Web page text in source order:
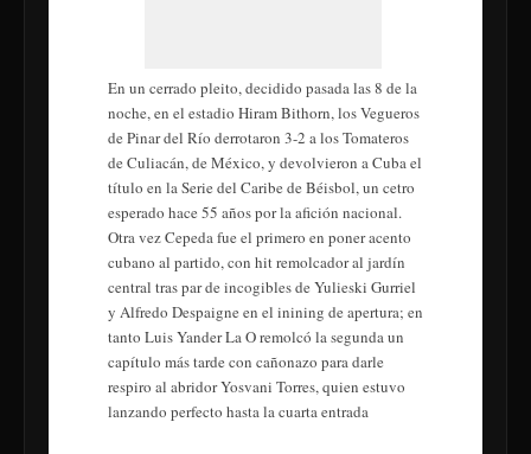
En un cerrado pleito, decidido pasada las 8 de la
noche, en el estadio Hiram Bithorn, los Vegueros
de Pinar del Río derrotaron 3-2 a los Tomateros
de Culiacán, de México, y devolvieron a Cuba el
título en la Serie del Caribe de Béisbol, un cetro
esperado hace 55 años por la afición nacional.
Otra vez Cepeda fue el primero en poner acento
cubano al partido, con hit remolcador al jardín
central tras par de incogibles de Yulieski Gurriel
y Alfredo Despaigne en el inining de apertura; en
tanto Luis Yander La O remolcó la segunda un
capítulo más tarde con cañonazo para darle
respiro al abridor Yosvani Torres, quien estuvo
lanzando perfecto hasta la cuarta entrada